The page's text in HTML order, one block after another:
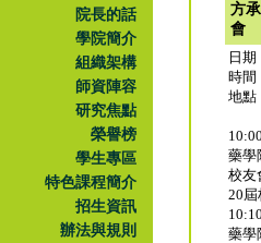
院長的話
學院簡介
組織架構
師資陣容
研究焦點
榮譽榜
學生專區
特色課程簡介
招生資訊
辦法與規則
方
會
日
時間
地點
藥學
校友
20
藥學